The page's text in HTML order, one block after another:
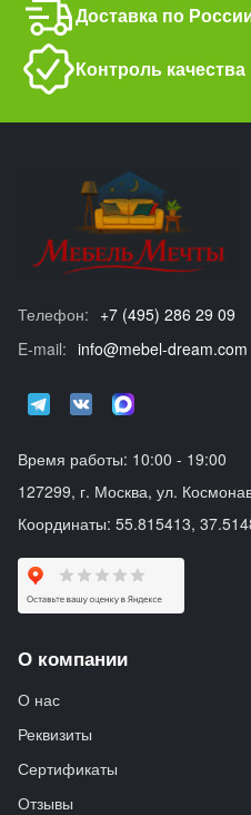
Доставка по
Контроль качества
Телефон: +7 (495) 286 29 09
E-mail: info@mebel-dream.com
Время работы: 10:00 - 19:00
127299, г. Москва, ул.
Координаты: 55.815413,
О компании
О нас
Реквизиты
Сертификаты
Отзывы